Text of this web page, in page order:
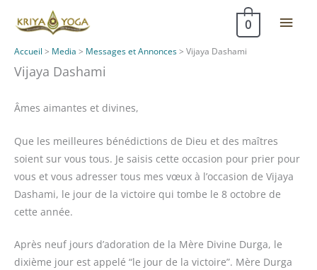
0
Accueil > Media > Messages et Annonces> Vijaya Dashami
Vijaya Dashami
Âmes aimantes et divines,
Que les meilleures bénédictions de Dieu et des maîtres
soient sur vous tous. Je saisis cette occasion pour prier pour
vous et vous adresser tous mes vœux à l’occasion de Vijaya
Dashami, le jour de la victoire qui tombe le 8 octobre de
cette année.
Après neuf jours d’adoration de la Mère Divine Durga, le
dixième jour est appelé “le jour de la victoire”. Mère Durga